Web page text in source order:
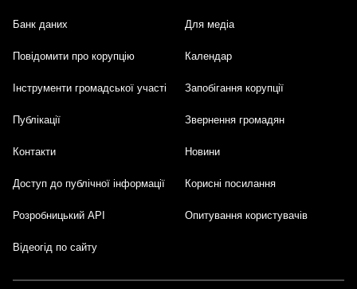
Footer
Банк даних Для медіа
Повідомити про корупцію Календар
Інструменти громадської участі Запобігання корупції
Публікації Звернення громадян
Контакти Новини
Доступ до публічної інформації Корисні посилання
Розробницький API Опитування користувачів
Відеогід по сайту